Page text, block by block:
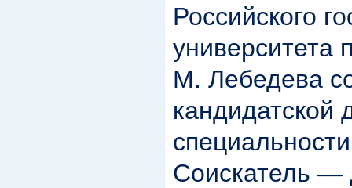
Российского
университета
М. Лебедева
кандидатской
Соискатель —